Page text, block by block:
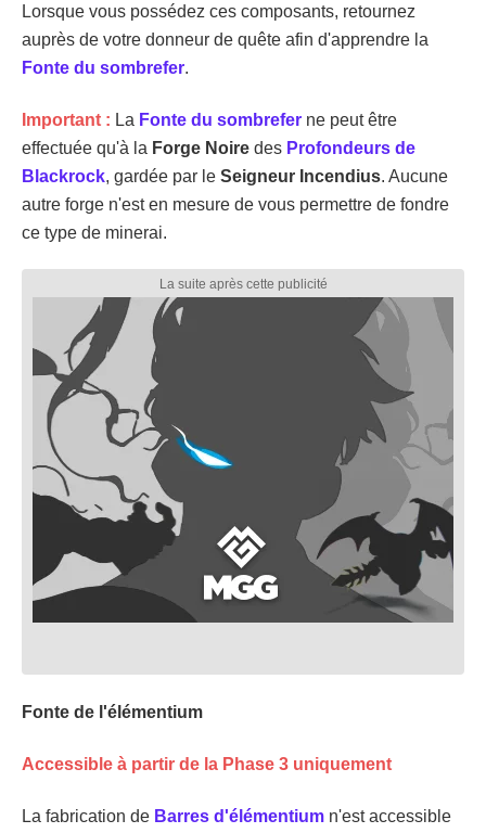
Lorsque vous possédez ces composants, retournez
auprès de votre donneur de quête afin d'apprendre la
Fonte du sombrefer.
Important : La Fonte du sombrefer ne peut être
effectuée qu'à la Forge Noire des Profondeurs de
Blackrock, gardée par le Seigneur Incendius. Aucune
autre forge n'est en mesure de vous permettre de fondre
ce type de minerai.
Fonte de l'élémentium
Accessible à partir de la Phase 3 uniquement
La fabrication de Barres d'élémentium n'est accessible